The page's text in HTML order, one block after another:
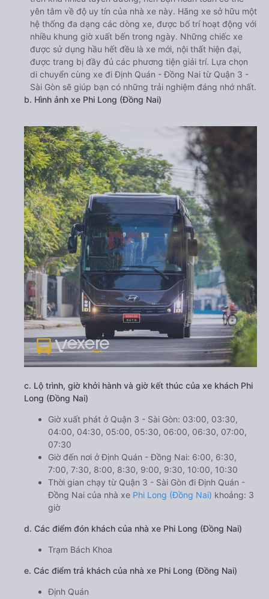
yên tâm về độ uy tín của nhà xe này. Hãng xe sở hữu một
hệ thống đa dạng các dòng xe, được bố trí hoạt động với
nhiều khung giờ xuất bến trong ngày. Những chiếc xe
được sử dụng hầu hết đều là xe mới, nội thất hiện đại,
được trang bị đầy đủ các phương tiện giải trí. Lựa chọn
di chuyển cùng xe đi Định Quán - Đồng Nai từ Quận 3 -
Sài Gòn sẽ giúp bạn có những trải nghiệm đáng nhớ nhất.
b. Hình ảnh xe Phi Long (Đồng Nai)
c. Lộ trình, giờ khởi hành và giờ kết thúc của xe khách Phi
Long (Đồng Nai)
Giờ xuất phát ở Quận 3 - Sài Gòn: 03:00, 03:30,
04:00, 04:30, 05:00, 05:30, 06:00, 06:30, 07:00,
07:30
Giờ đến nơi ở Định Quán - Đồng Nai: 6:00, 6:30,
7:00, 7:30, 8:00, 8:30, 9:00, 9:30, 10:00, 10:30
Thời gian chạy từ Quận 3 - Sài Gòn đi Định Quán -
Đồng Nai của nhà xe Phi Long (Đồng Nai) khoảng: 3
giờ
d. Các điểm đón khách của nhà xe Phi Long (Đồng Nai)
Trạm Bách Khoa
e. Các điểm trả khách của nhà xe Phi Long (Đồng Nai)
Định Quán